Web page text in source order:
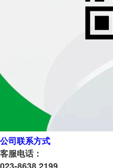
公司联系方式
客服电话：
023-8638 2199